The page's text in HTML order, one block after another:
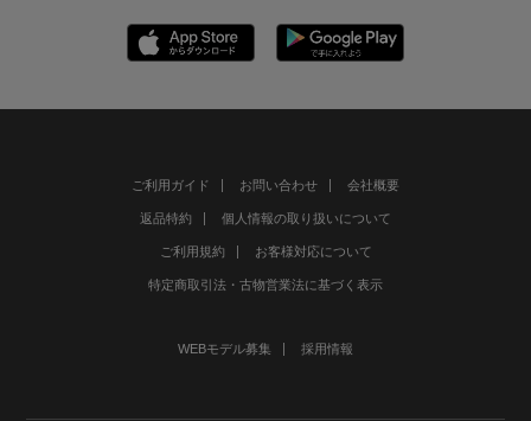
ご利用ガイド お問い合わせ 会社概要
返品特約 個人情報の取り扱いについて
ご利用規約 お客様対応について
特定商取引法・古物営業法に基づく表示
WEBモデル募集 採用情報